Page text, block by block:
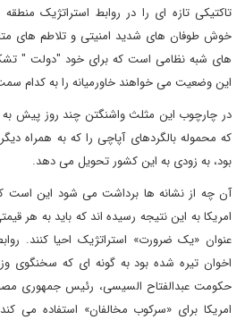
تاکتیکی تازه ای را در روابط استراتژیک
خوش طوفان های شدید امنیتی و تلاطم های
های شبه نظامی است که برای خود "دولت "
این وضعیت می خواهند خاورمیانه را به کدام
در چارچوب این مثلث واشنگتن چند روز پیش به
که محموله بالگردهای آپاچی را که به همراه
بود، به زودی به این کشور تحویل می دهد.
آن چه از نشانه ها برداشت می شود این است
امریکا به این نتیجه رسیده اند که باید به هر
عنوان «یک ضرورت» استراتژیک احیا کنند.
اخوان تیره شده بود به گونه ای که سخنگوی
حکومت عبدالفتاح السیسی، رئیس جمهوری
امریکا برای «سرکوب مخالفان» استفاده می